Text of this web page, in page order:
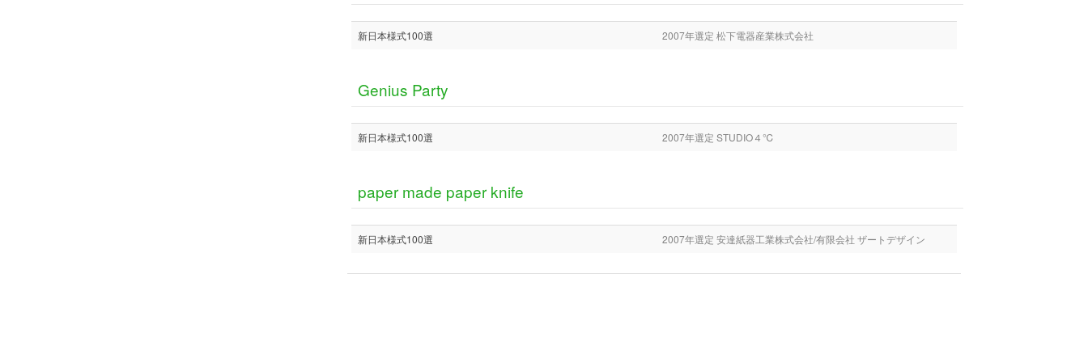
新日本様式100選 2007年選定 松下電器産業株式会社
Genius Party
新日本様式100選 2007年選定 STUDIO４℃
paper made paper knife
新日本様式100選 2007年選定 安達紙器工業株式会社/有限会社 ザートデザイン